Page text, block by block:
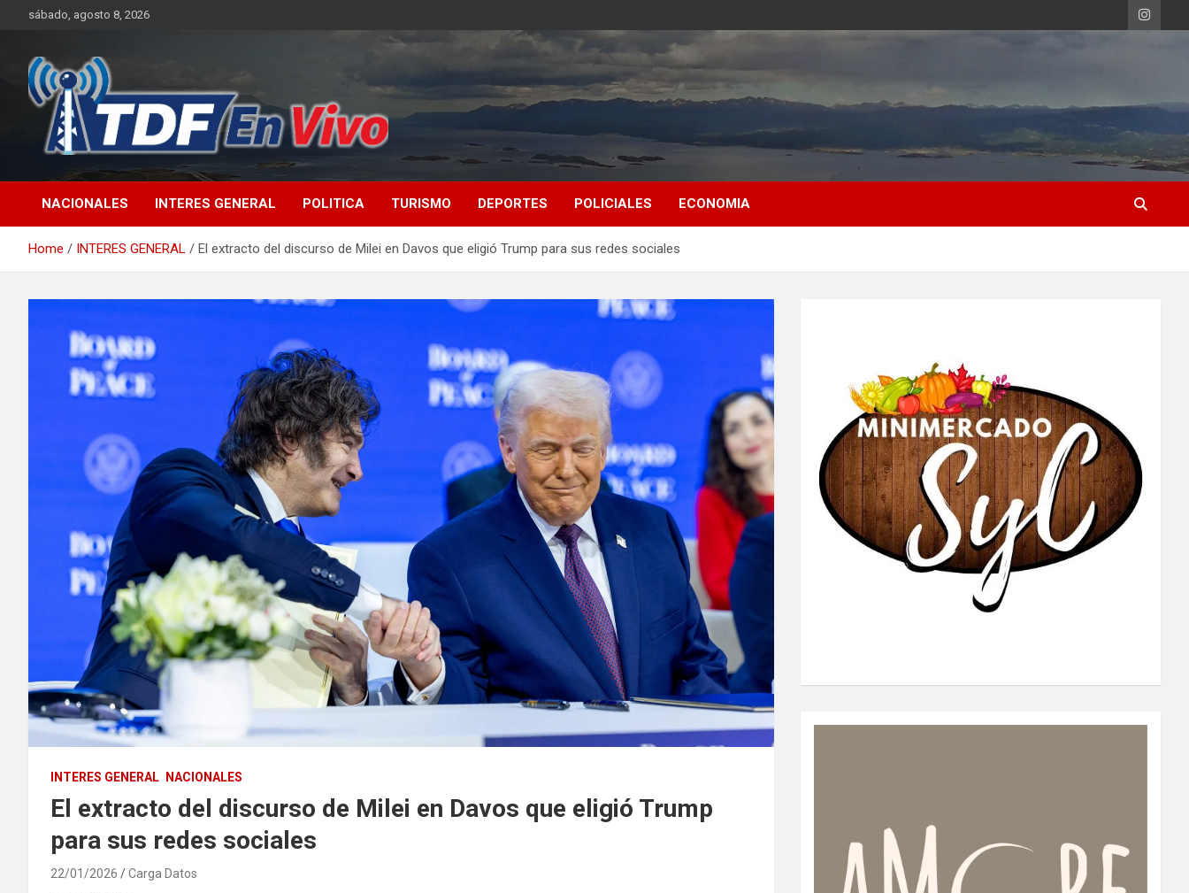
sábado, agosto 8, 2026
NACIONALES INTERES GENERAL POLITICA TURISMO DEPORTES POLICIALES ECONOMIA
Home INTERES GENERAL El extracto del discurso de Milei en Davos que eligió Trump para sus redes sociales
INTERES GENERAL NACIONALES
El extracto del discurso de Milei en Davos que eligió Trump
para sus redes sociales
22/01/2026 Carga Datos